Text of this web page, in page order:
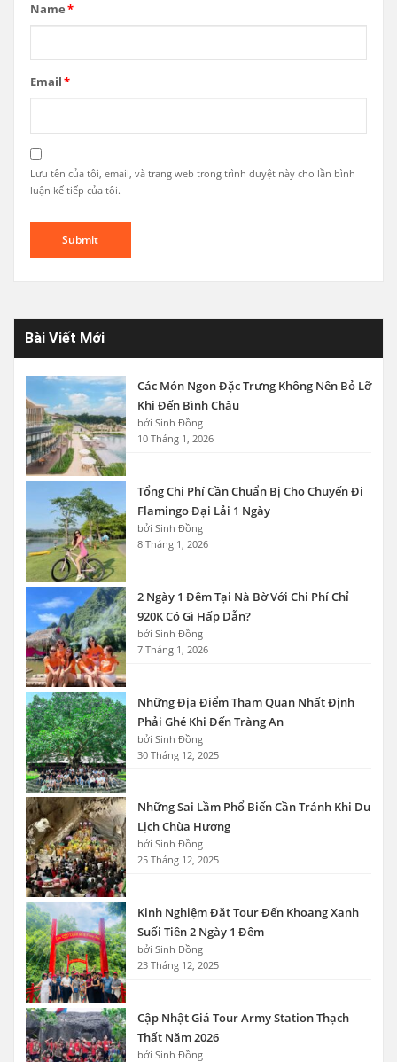
Name*
Email*
Lưu tên của tôi, email, và trang web trong trình duyệt này cho lần bình
luận kế tiếp của tôi.
Bài Viết Mới
Các Món Ngon Đặc Trưng Không Nên Bỏ Lỡ
Khi Đến Bình Châu
bởi Sinh Đồng
10 Tháng 1, 2026
Tổng Chi Phí Cần Chuẩn Bị Cho Chuyến Đi
Flamingo Đại Lải 1 Ngày
bởi Sinh Đồng
8 Tháng 1, 2026
2 Ngày 1 Đêm Tại Nà Bờ Với Chi Phí Chỉ
920K Có Gì Hấp Dẫn?
bởi Sinh Đồng
7 Tháng 1, 2026
Những Địa Điểm Tham Quan Nhất Định
Phải Ghé Khi Đến Tràng An
bởi Sinh Đồng
30 Tháng 12, 2025
Những Sai Lầm Phổ Biến Cần Tránh Khi Du
Lịch Chùa Hương
bởi Sinh Đồng
25 Tháng 12, 2025
Kinh Nghiệm Đặt Tour Đến Khoang Xanh
Suối Tiên 2 Ngày 1 Đêm
bởi Sinh Đồng
23 Tháng 12, 2025
Cập Nhật Giá Tour Army Station Thạch
Thất Năm 2026
bởi Sinh Đồng